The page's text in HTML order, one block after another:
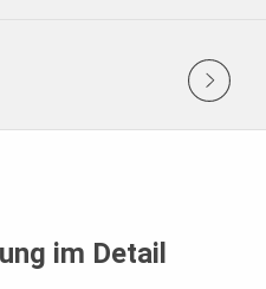
im Detail